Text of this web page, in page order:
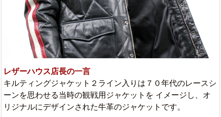
レザーハウス店長の一言
キルティングジャケット２ライン入りは７０年代のレースシ
ーンを思わせる当時の観戦用ジャケットを イメージし、オ
リジナルにデザインされた牛革のジャケットです。